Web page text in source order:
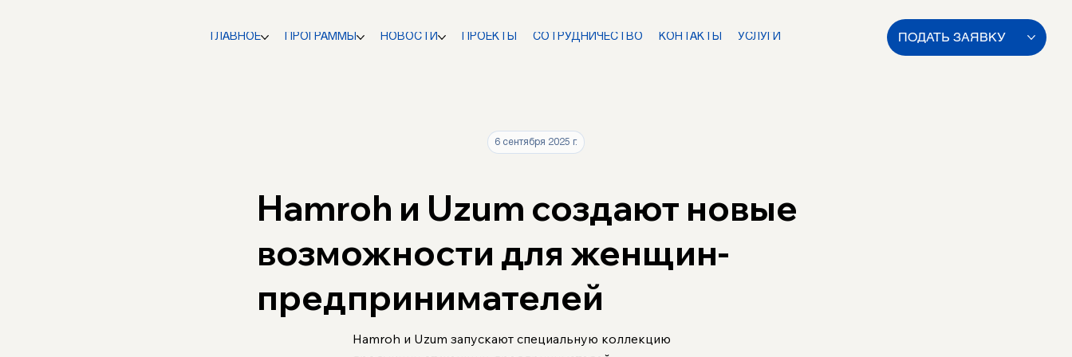
ГЛАВНОЕ ПРОГРАММЫ НОВОСТИ ПРОЕКТЫ СОТРУДНИЧЕСТВО КОНТАКТЫ УСЛУГИ ПОДАТЬ ЗАЯВКУ
6 сентября 2025 г.
Hamroh и Uzum создают новые
возможности для женщин-
предпринимателей
Hamroh и Uzum запускают специальную коллекцию